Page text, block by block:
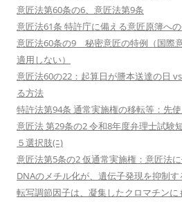
意匠法第60条の6、意匠法第9条
意匠法61条 特許庁に備える意匠原簿へ
意匠法60条の9 秘密意匠の特例（国際
適用しない）
意匠法60の22：起算日が謄本送達の日
る方法
特許法第94条 通常実施権の移転等：先
意匠法 第29条の2 令和8年度弁理士試験
５選択肢(ﾆ)
意匠法第5条の2 仮通常実施権：意匠法
DNAのメチル化が、遺伝子発現を抑制す
転写調節因子は、凝集したクロマチンに